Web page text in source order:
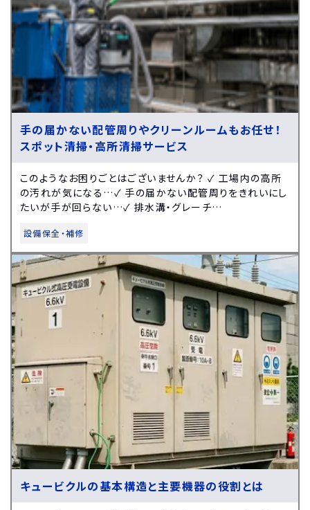
手の届かない配管周りやクリーンルームもお任せ！
スポット清掃・高所清掃サービス
このようなお困りごとはございませんか？ ✓ 工場内の高所
の汚れが気になる…✓ 手の届かない配管周りをきれいにし
たいが手が回らない…✓ 排水溝・グレーチ…
設備保全・補修
キュービクルの基本構造と主要機器の役割とは